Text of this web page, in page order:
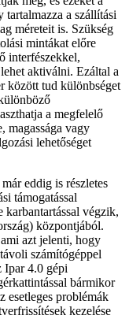
tartal­mazza a szállítási
méreteit is. Szükség
mintákat előre
interfészekkel,
akti­válni. Ezáltal a
között tud különbséget
a megfelelő
magassága vagy
lehetőséget
eddig is részletes
támogatással
végzik,
központjából.
azt jelenti, hogy
szá­mítógéppel
Ipar 4.0 gépi
bármikor
esetleges problémák
kezelése